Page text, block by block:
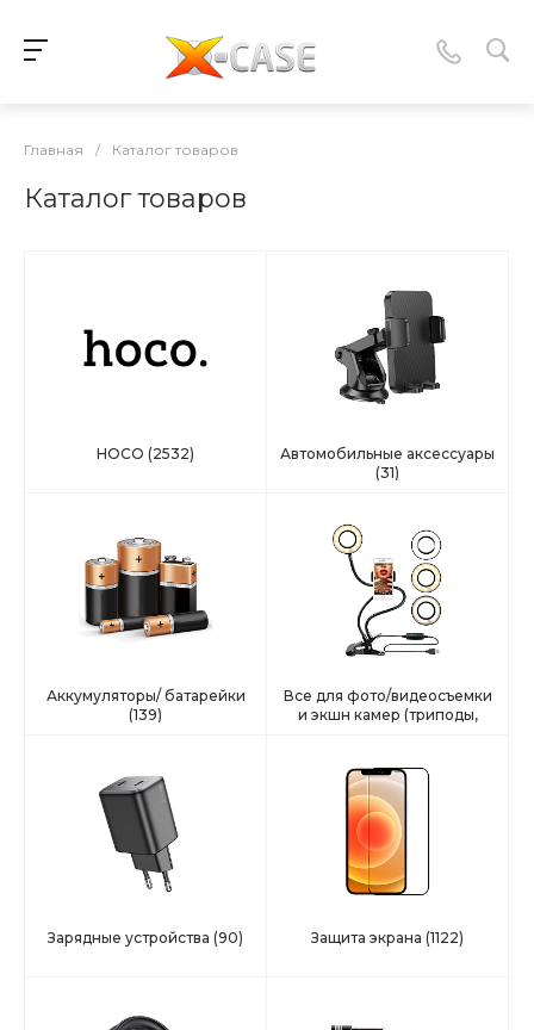
Главная / Каталог товаров
Каталог товаров
HOCO (2532)
Автомобильные аксессуары
(31)
Аккумуляторы/ батарейки
(139)
Все для фото/видеосъемки
и экшн камер (триподы,
Зарядные устройства (90) Защита экрана (1122)